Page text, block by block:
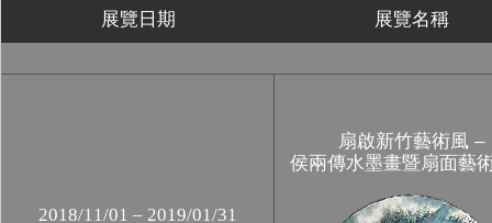
展覽日期 展覽名稱
2018/11/01 – 2019/01/31
扇啟新竹藝術風 –
侯兩傳水墨畫暨扇面藝